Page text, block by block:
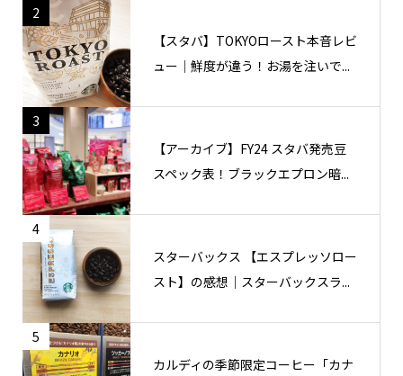
2
【スタバ】TOKYOロースト本音レビ
ュー｜鮮度が違う！お湯を注いで...
3
【アーカイブ】FY24 スタバ発売豆
スペック表！ブラックエプロン暗...
4
スターバックス 【エスプレッソロー
スト】の感想｜スターバックスラ...
5
カルディの季節限定コーヒー「カナ